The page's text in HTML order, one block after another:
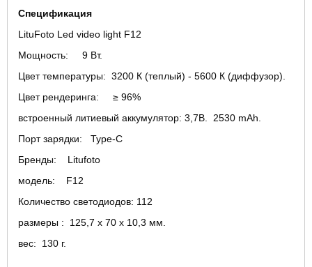
Спецификация
LituFoto Led video light F12
Мощность: 9 Вт.
Цвет температуры: 3200 К (теплый) - 5600 К (диффузор).
Цвет рендеринга: ≥ 96%
встроенный литиевый аккумулятор: 3,7В. 2530 mAh.
Порт зарядки: Type-C
Бренды: Litufoto
модель: F12
Количество светодиодов: 112
размеры : 125,7 х 70 х 10,3 мм.
вес: 130 г.